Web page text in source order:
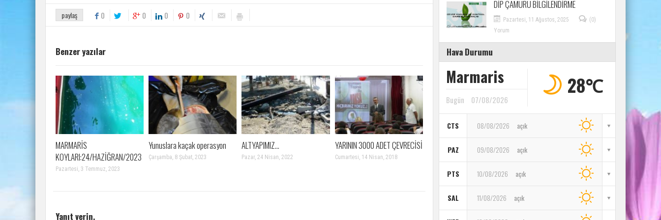
paylaş 0 0 0 0
Benzer yazılar
MARMARİS
KOYLARI:24/HAZİĞRAN/2023
Pazartesi, 3 Temmuz, 2023
Yunuslara kaçak operasyon
Çarşamba, 8 Şubat, 2023
ALTYAPIMIZ…
Pazar, 24 Nisan, 2022
YARININ 3000 ADET ÇEVRECİSİ
Cumartesi, 14 Nisan, 2018
Yanıt verin.
DİP ÇAMURU BİLGİLENDİRME
Pazartesi, 11 Ağustos, 2025
(0)
Yorum
Hava Durumu
Marmaris
Bugün 07/08/2026
28℃
CTS 08/08/2026 açık
PAZ 09/08/2026 açık
PTS 10/08/2026 açık
SAL 11/08/2026 açık